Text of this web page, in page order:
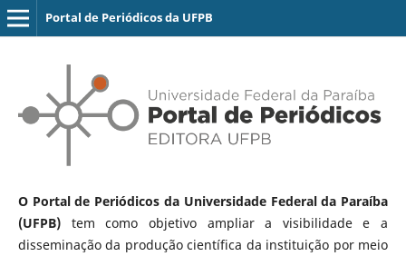
Portal de Periódicos da UFPB
O Portal de Periódicos da Universidade Federal da Paraíba
(UFPB)tem como objetivo ampliar a visibilidade e a
disseminação da produção científica da instituição por meio